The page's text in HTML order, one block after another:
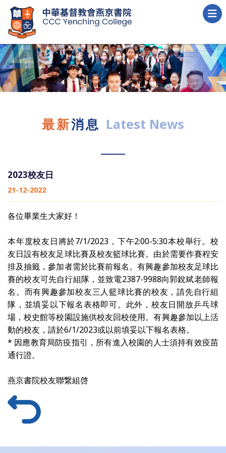
最新消息 Latest News
2023校友日
21-12-2022
各位畢業生大家好！
本年度校友日將於7/1/2023，下午2:00-5:30本校舉行。校
友日設有校友足球比賽及校友籃球比賽。由於需要作賽程安
排及抽籤，參加者需於比賽前報名。有興趣參加校友足球比
賽的校友可先自行組隊，並致電2387-9988向郭銳斌老師報
名。而有興趣參加校友三人籃球比賽的校友，請先自行組
隊，並填妥以下報名表格即可。此外，校友日開放乒乓球
場，校史館等校園設施供校友回校使用。有興趣參加以上活
動的校友，請於6/1/2023或以前填妥以下報名表格。
* 因應教育局防疫指引，所有進入校園的人士須持有效疫苗
通行證。
燕京書院校友聯繋組啓